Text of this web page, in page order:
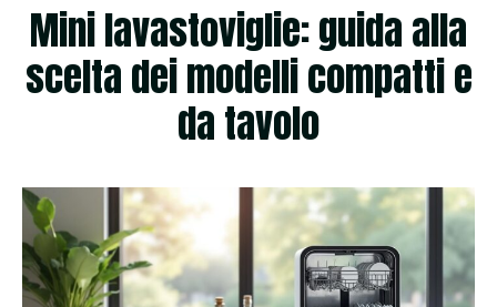
Mini lavastoviglie: guida alla
scelta dei modelli compatti e
da tavolo